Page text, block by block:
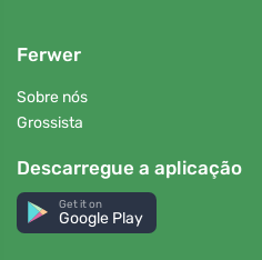
Ferwer
Sobre nós
Grossista
Descarregue a aplicação
Get it on
Google Play